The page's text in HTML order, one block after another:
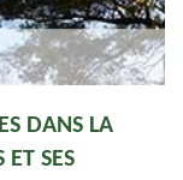
DANS LA
ET SES